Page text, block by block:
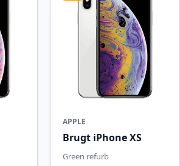
APPLE
Brugt iPhone XS
Green refurb